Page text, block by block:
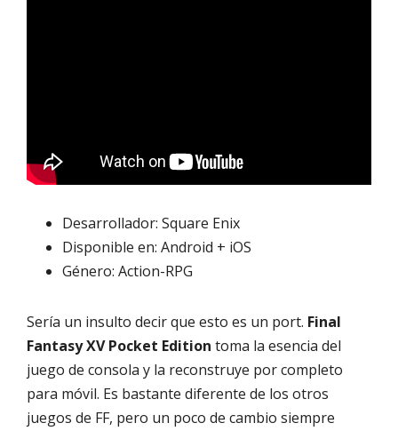
Desarrollador: Square Enix
Disponible en: Android + iOS
Género: Action-RPG
Sería un insulto decir que esto es un port. Final
Fantasy XV Pocket Edition toma la esencia del
juego de consola y la reconstruye por completo
para móvil. Es bastante diferente de los otros
juegos de FF, pero un poco de cambio siempre